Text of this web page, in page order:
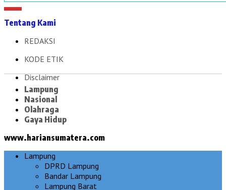
Tentang Kami
REDAKSI
KODE ETIK
Disclaimer
Lampung
Nasional
Olahraga
Gaya Hidup
www.hariansumatera.com
Lampung
DPRD Lampung
Bandar Lampung
Lampung Barat